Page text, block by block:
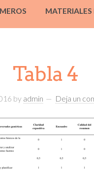
Tabla 4
by admin Deja un